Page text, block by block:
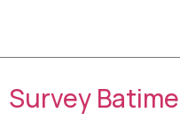
Survey